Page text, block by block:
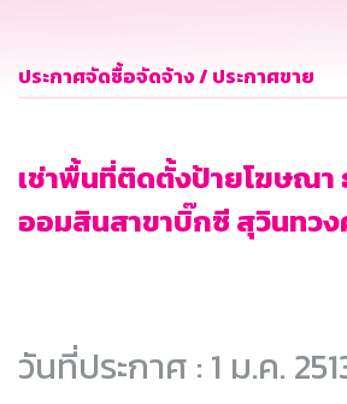
ประกาศจัดซื้อจัดจ้าง / ประกาศขาย
เช่าพื้นที่ติดตั้งป้ายโฆษณา
ออมสินสาขาบิ๊กซี สุวินทว
วันที่ประกาศ : 1 ม.ค.